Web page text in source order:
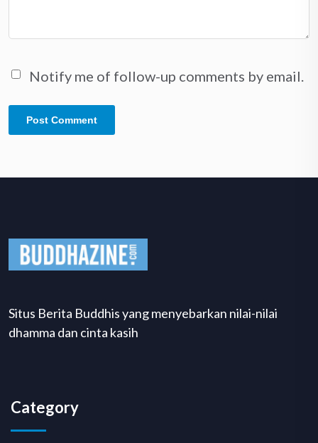
Notify me of follow-up comments by email.
Situs Berita Buddhis yang menyebarkan nilai-nilai
dhamma dan cinta kasih
Category